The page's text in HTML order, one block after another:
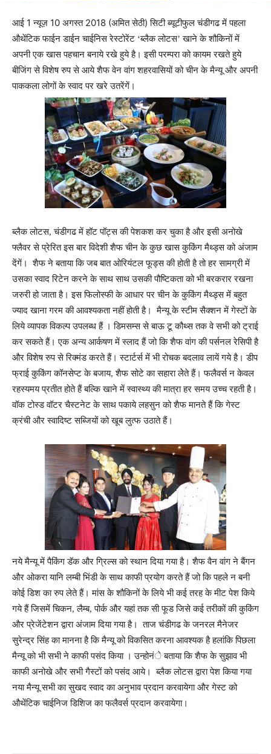
आई 1 न्यूज़ 10 अगस्त 2018 (अमित सेठी)सिटी ब्यूटीफुल चंडीगढ में पहला
औथेंटिक फाईन डाईन चाईनिस रेस्टोरेंट ‘ब्लैक लोटस’ खाने के शौकिनों में
अपनी एक खास पहचान बनाये रखे हुये है। इसी परम्परा को कायम रखते हुये
बीजिंग से विशेष रुप से आये शैफ वेन वांग शहरवासियों को चीन के मैन्यू और अपनी
पाककला लोगों के स्वाद पर खरे उतरेंगें।
ब्लैक लोटस, चंडीगढ में हॉट पॉट्स की पेशकश कर चुका है और इसी अनोखे
फ्लैवर से प्रेरित इस बार विदेशी शैफ चीन के कुछ खास कुकिंग मैथ्ड्स को अंजाम
देंगें।शैफ ने बताया कि जब बात ओरियंटल फूड्स की होती है तो हर सामग्री में
उसका स्वाद रिटेन करने के साथ साथ उसकी पौष्टिकता को भी बरकरार रखना
जरुरी हो जाता है। इस फिलोस्फी के आधार पर चीन के कुकिंग मैथ्ड्स में बहुत
ज्याद खाना गरम की आवश्यकता नहीं होती है।मैन्यू के स्टीम सैक्शन में गेस्टों के
लिये व्यापक विकल्प उपलब्ध हैं । डिमसम्स से बाऊ टू कौथ्स तक वे सभी को ट्राई
कर सकते हैं। एक अन्य आर्कषण में स्लाद हैं जो कि शैफ वांग की पर्सनल रेसिपी है
और विशेष रुप से रिक्मंड करते हैं।स्टार्टर्स में भी रोचक बदलाव लायें गये है। डीप
फ्राई कुकिंग कॉनसेप्ट के बजाय, शैफ सोटे का सहारा लेेते हैं। फलैवर्स न केवल
रहस्यमय प्रतीत होते हैं बल्कि खाने में स्वास्थ्य की मात्रा हर समय उच्च रहती है।
वॉक टोस्ड वॉटर चैस्टनेट के साथ पकाये लहसुन को शैफ मानते हैं कि गेस्ट
क्रंची और स्वादिष्ट सब्जियों को खूब लुत्फ उठाते हैं।
नये मैन्यू में पैकिंग डॅक और ग्रिल्स को स्थान दिया गया है। शैफ वैन वांग ने बैंगन
और ओकरा यानि लम्बी भिंडी के साथ काफी प्रयोग करते हैं जो कि पहले न बनी
कोई डिश का रुप लेते हैं। मांस के शौकिनों के लिये भी कई तरह के मीट पेश किये
गये हैं जिसमें चिकन, लैम्ब, पोर्क और यहां तक सी फूड जिसे कई तरीकों की कुकिंग
और प्रेजेंटेशन द्वारा अंजाम दिया गया है।ताज चंडीगढ के जनरल मैनेजर
सुरेन्द्र सिंह का मानना है कि मैन्यू को विकसित करना आवश्यक है हलांकि पिछला
मैन्यू को भी सभी ने काफी पसंद किया । उन्होनंे बताया कि शैफ के सुझाव भी
काफी अनोखे और सभी गैस्टों को पसंद आये।ब्लैक लोटस द्वारा पेश किया गया
नया मैन्यू सभी का सुखद स्वाद का अनुभाव प्रदान करवायेगा और गेस्ट को
औथेंटिक चाईनिज डिशिज का फलैवर्स प्रदान करवायेगा।